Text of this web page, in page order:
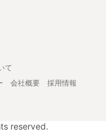
て
会社概要
採用情報
reserved.